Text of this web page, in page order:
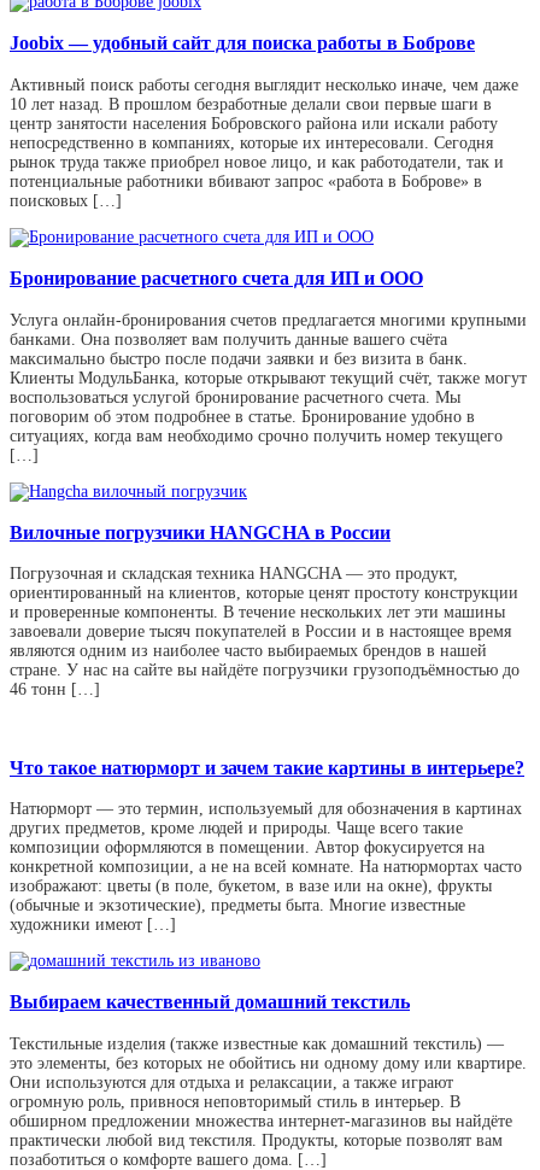
Joobix — удобный сайт для поиска работы в Боброве
Активный поиск работы сегодня выглядит несколько иначе, чем даже
10 лет назад. В прошлом безработные делали свои первые шаги в
центр занятости населения Бобровского района или искали работу
непосредственно в компаниях, которые их интересовали. Сегодня
рынок труда также приобрел новое лицо, и как работодатели, так и
потенциальные работники вбивают запрос «работа в Боброве» в
поисковых […]
Бронирование расчетного счета для ИП и ООО
Услуга онлайн-бронирования счетов предлагается многими крупными
банками. Она позволяет вам получить данные вашего счёта
максимально быстро после подачи заявки и без визита в банк.
Клиенты МодульБанка, которые открывают текущий счёт, также могут
воспользоваться услугой бронирование расчетного счета. Мы
поговорим об этом подробнее в статье. Бронирование удобно в
ситуациях, когда вам необходимо срочно получить номер текущего
[…]
Вилочные погрузчики HANGCHA в России
Погрузочная и складская техника HANGCHA — это продукт,
ориентированный на клиентов, которые ценят простоту конструкции
и проверенные компоненты. В течение нескольких лет эти машины
завоевали доверие тысяч покупателей в России и в настоящее время
являются одним из наиболее часто выбираемых брендов в нашей
стране. У нас на сайте вы найдёте погрузчики грузоподъёмностью до
46 тонн […]
Что такое натюрморт и зачем такие картины в интерьере?
Натюрморт — это термин, используемый для обозначения в картинах
других предметов, кроме людей и природы. Чаще всего такие
композиции оформляются в помещении. Автор фокусируется на
конкретной композиции, а не на всей комнате. На натюрмортах часто
изображают: цветы (в поле, букетом, в вазе или на окне), фрукты
(обычные и экзотические), предметы быта. Многие известные
художники имеют […]
Выбираем качественный домашний текстиль
Текстильные изделия (также известные как домашний текстиль) —
это элементы, без которых не обойтись ни одному дому или квартире.
Они используются для отдыха и релаксации, а также играют
огромную роль, привнося неповторимый стиль в интерьер. В
обширном предложении множества интернет-магазинов вы найдёте
практически любой вид текстиля. Продукты, которые позволят вам
позаботиться о комфорте вашего дома. […]